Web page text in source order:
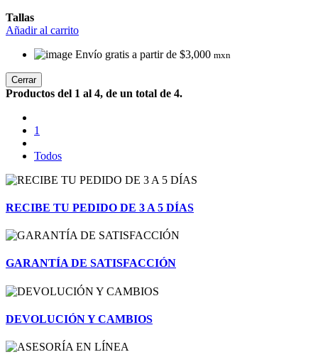
Tallas
Añadir al carrito
Envío gratis a partir de $3,000 mxn
Cerrar
Productos del 1 al 4, de un total de 4.
1
Todos
RECIBE TU PEDIDO DE 3 A 5 DÍAS
GARANTÍA DE SATISFACCIÓN
DEVOLUCIÓN Y CAMBIOS